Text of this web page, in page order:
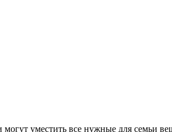
могут уместить все нужные для семьи